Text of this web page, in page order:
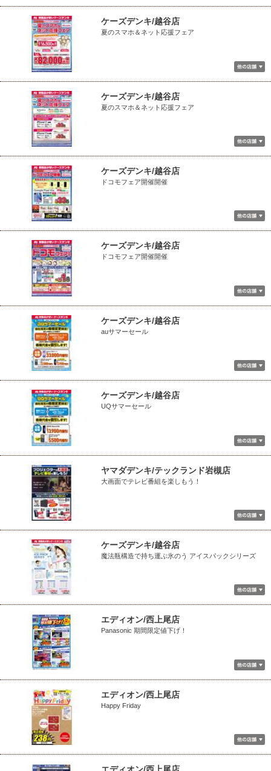
ケーズデンキ/越谷店
夏のスマホ＆ネット応援フェア
ケーズデンキ/越谷店
夏のスマホ＆ネット応援フェア
ケーズデンキ/越谷店
ドコモフェア開催開催
ケーズデンキ/越谷店
ドコモフェア開催開催
ケーズデンキ/越谷店
auサマーセール
ケーズデンキ/越谷店
UQサマーセール
ヤマダデンキ/テックランド岩槻店
大画面でテレビ番組を楽しもう！
ケーズデンキ/越谷店
魔法瓶構造で持ち運ぶ氷のう アイスパックシリーズ
エディオン/西上尾店
Panasonic 期間限定値下げ！
エディオン/西上尾店
Happy Friday